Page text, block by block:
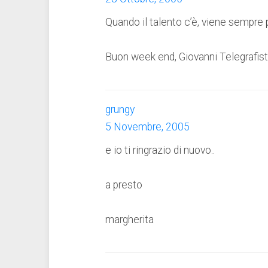
Quando il talento c’è, viene sempre
Buon week end, Giovanni
grungy
5 Novembre, 2005
e io ti ringrazio di nuovo..
a presto
margherita